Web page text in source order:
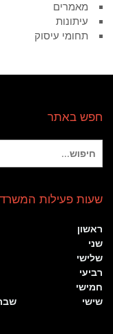
מאמרים
עיתונות
תחומי עיסוק
חפש באתר
עבור:
שעות פעילות המשרד
ראשון
שני
שלישי
רביעי
חמישי
שישי